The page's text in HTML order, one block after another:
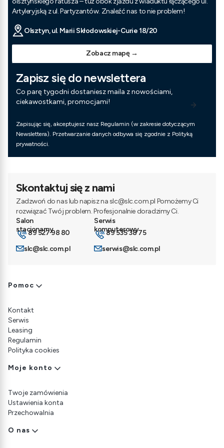
Artyleryjską z ul. Partyzantów. Znaleźć nas to nie problem!
Olsztyn, ul. Marii Skłodowskiej-Curie 18/20
Zobacz mapę →
Zapisz się do newslettera
Co parę tygodni dostaniesz maila z nowościami,
ciekawostkami, promocjami!
Zapisując się, akceptujesz nasz Regulamin (w zakresie dotyczącym
Newslettera). Przetwarzanie danych odbywa się zgodnie z Polityką
prywatności.
Skontaktuj się z nami
Zadzwoń do nas lub napisz na slc@slc.com.pl Pomożemy Ci
rozwiązać Twój problem. Profesjonalnie doradzimy Ci.
89 527 98 80
89 535 38 75
slc@slc.com.pl
serwis@slc.com.pl
Linki w stopce
Pomoc
Kontakt
Serwis
Leasing
Regulamin
Polityka cookies
Moje konto
Twoje zamówienia
Ustawienia konta
Przechowalnia
O nas